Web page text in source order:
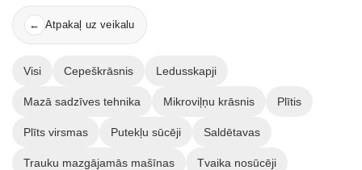
← Atpakaļ uz veikalu
Visi Cepeškrāsnis Ledusskapji
Mazā sadzīves tehnika Mikroviļņu krāsnis Plītis
Plīts virsmas Putekļu sūcēji Saldētavas
Trauku mazgājamās mašīnas Tvaika nosūcēji